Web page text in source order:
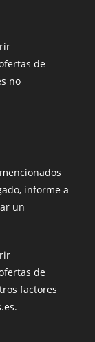
de
no
informe a
un
de
factores